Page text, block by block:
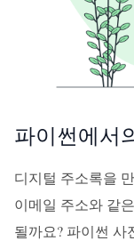
파이썬에서
디지털 주소록을
이메일 주소와 같
될까요? 파이썬 사